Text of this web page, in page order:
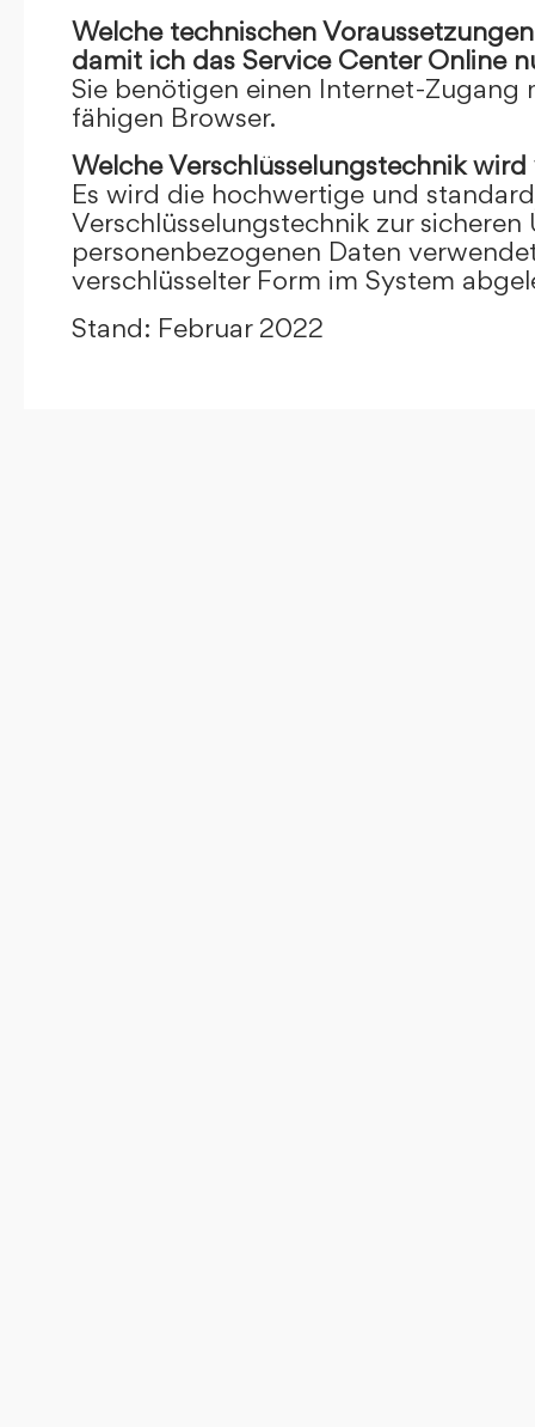
Welche technischen
damit ich das Service Center Online
Sie benötigen einen Internet-Zugang
fähigen Browser.
Welche Verschlüsselungstechnik
Es wird die hochwertige und
Verschlüsselungstechnik zur
personenbezogenen Daten
verschlüsselter Form im System
Stand: Februar 2022